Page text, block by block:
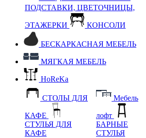
ПОДСТАВКИ, ЦВЕТОЧНИЦЫ,
ЭТАЖЕРКИ КОНСОЛИ
БЕСКАРКАСНАЯ МЕБЕЛЬ
МЯГКАЯ МЕБЕЛЬ
HoReKa
СТОЛЫ ДЛЯ
КАФЕ
СТУЛЬЯ ДЛЯ
КАФЕ
Мебель
лофт
БАРНЫЕ
СТУЛЬЯ